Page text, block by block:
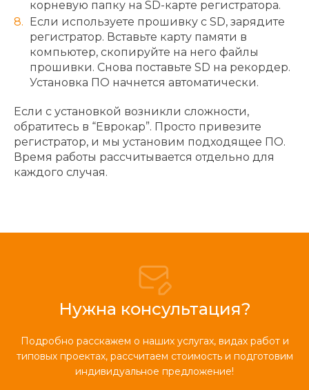
корневую папку на SD-карте регистратора.
Если используете прошивку с SD, зарядите
регистратор. Вставьте карту памяти в
компьютер, скопируйте на него файлы
прошивки. Снова поставьте SD на рекордер.
Установка ПО начнется автоматически.
Если с установкой возникли сложности,
обратитесь в “Еврокар”. Просто привезите
регистратор, и мы установим подходящее ПО.
Время работы рассчитывается отдельно для
каждого случая.
Нужна консультация?
Подробно расскажем о наших услугах, видах работ и
типовых проектах, рассчитаем стоимость и подготовим
индивидуальное предложение!